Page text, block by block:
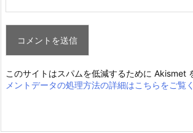
このサイトはスパムを低減するために Akismet
メントデータの処理方法の詳細はこちらをご覧